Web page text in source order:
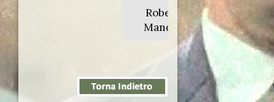
Robert
Mandel